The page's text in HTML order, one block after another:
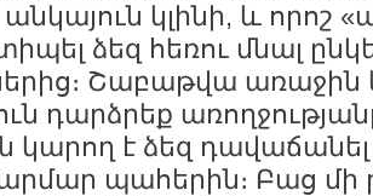
կլինի, և որոշ
ձեզ հեռու մնալ
Շաբաթվա առաջին
դարձրեք
կարող է ձեզ դավաճանել
պահերին։ Բաց մի